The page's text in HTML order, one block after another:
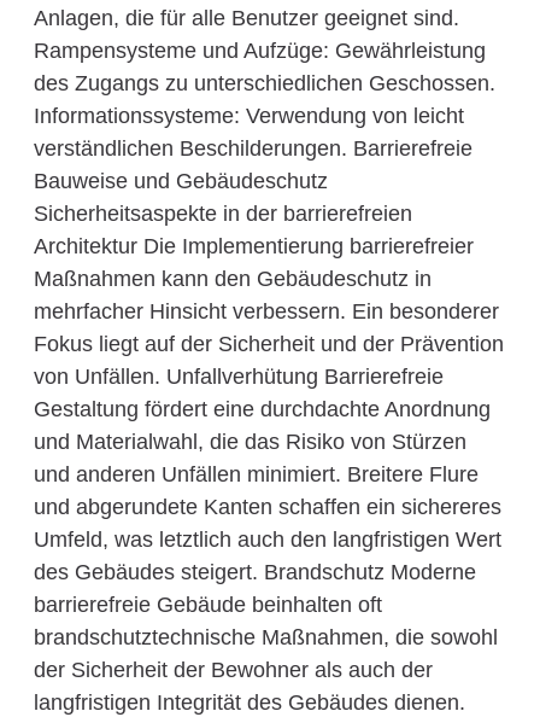
Anlagen, die für alle Benutzer geeignet sind.
Rampensysteme und Aufzüge: Gewährleistung
des Zugangs zu unterschiedlichen Geschossen.
Informationssysteme: Verwendung von leicht
verständlichen Beschilderungen. Barrierefreie
Bauweise und Gebäudeschutz
Sicherheitsaspekte in der barrierefreien
Architektur Die Implementierung barrierefreier
Maßnahmen kann den Gebäudeschutz in
mehrfacher Hinsicht verbessern. Ein besonderer
Fokus liegt auf der Sicherheit und der Prävention
von Unfällen. Unfallverhütung Barrierefreie
Gestaltung fördert eine durchdachte Anordnung
und Materialwahl, die das Risiko von Stürzen
und anderen Unfällen minimiert. Breitere Flure
und abgerundete Kanten schaffen ein sichereres
Umfeld, was letztlich auch den langfristigen Wert
des Gebäudes steigert. Brandschutz Moderne
barrierefreie Gebäude beinhalten oft
brandschutztechnische Maßnahmen, die sowohl
der Sicherheit der Bewohner als auch der
langfristigen Integrität des Gebäudes dienen.